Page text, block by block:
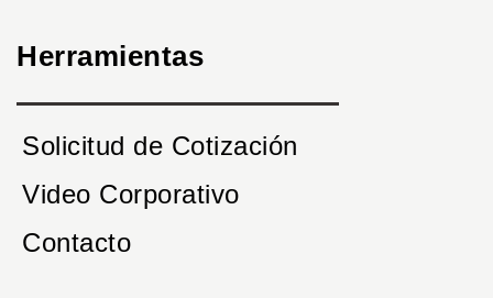
Herramientas
Solicitud de Cotización
Video Corporativo
Contacto